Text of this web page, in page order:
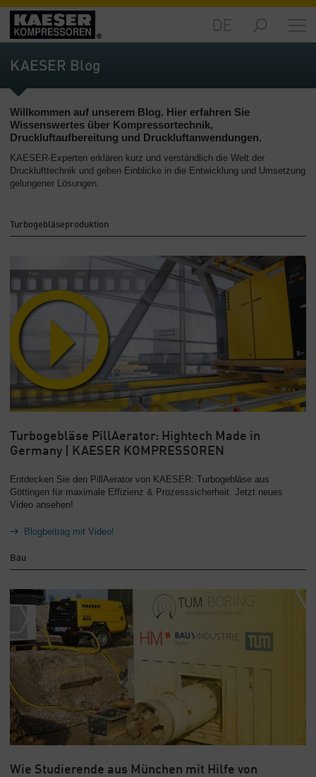
Märkte
-
Übersicht
-
Übersicht
Lösungen
-
Übersicht
Service
-
Unternehmen
-
Übersicht
KAESER Blog
Willkommen auf unserem Blog. Hier erfahren Sie
Wissenswertes über Kompressortechnik,
Druckluftaufbereitung und Druckluftanwendungen.
KAESER-Experten erklären kurz und verständlich die Welt der
Drucklufttechnik und geben Einblicke in die Entwicklung und Umsetzung
gelungener Lösungen.
Turbogebläseproduktion
Turbogebläse PillAerator: Hightech Made in
Germany | KAESER KOMPRESSOREN
Entdecken Sie den PillAerator von KAESER: Turbogebläse aus
Göttingen für maximale Effizienz & Prozesssicherheit. Jetzt neues
Video ansehen!
Blogbeitrag mit Video!
Bau
Wie Studierende aus München mit Hilfe von